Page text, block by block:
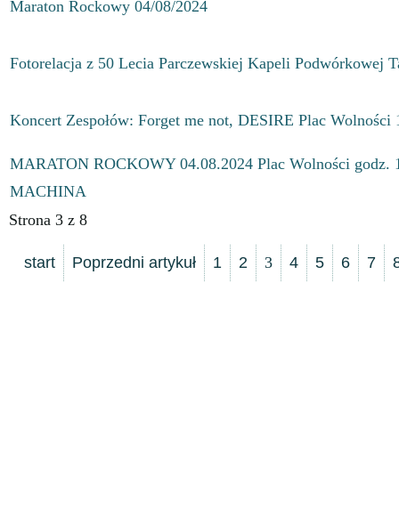
Maraton Rockowy 04/08/2024
Fotorelacja z 50 Lecia Parczewskiej Kapeli Podwórkowej
Koncert Zespołów: Forget me not, DESIRE Plac Wolności
MARATON ROCKOWY 04.08.2024 Plac Wolności godz.
MACHINA
Strona 3 z 8
start Poprzedni artykuł 1 2 3 4 5 6 7